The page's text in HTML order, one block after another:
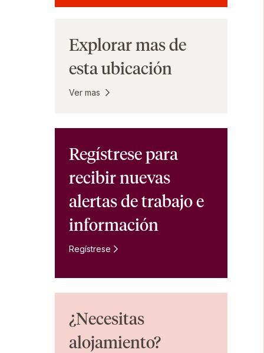
Explorar mas de
esta ubicación
Ver mas
Regístrese para
recibir nuevas
alertas de trabajo e
información
Regístrese
¿Necesitas
alojamiento?